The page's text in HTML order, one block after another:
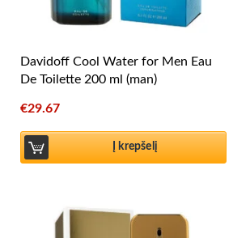
Davidoff Cool Water for Men Eau
De Toilette 200 ml (man)
€29.67
Į krepšelį